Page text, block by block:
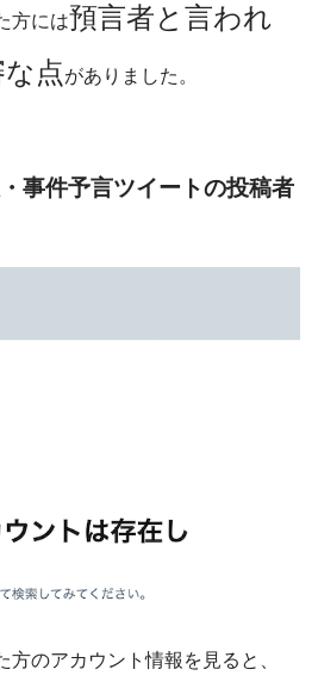
方には預言者と言われ
点がありました。
事件予言ツイートの投稿者
方のアカウント情報を見ると、